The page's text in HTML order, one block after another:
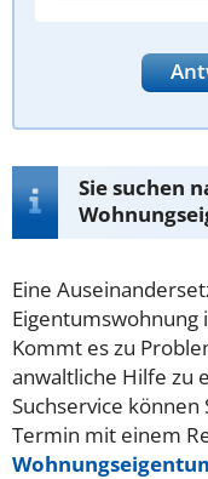
Sie suchen
Eine
Eigentumswohnung
Kommt es zu
anwaltliche Hilfe zu
Suchservice
Termin mit einem